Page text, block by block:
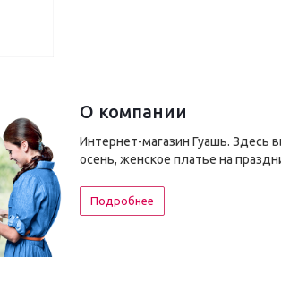
О компании
Интернет-магазин Гуашь. Здесь
осень, женское платье на
Подробнее